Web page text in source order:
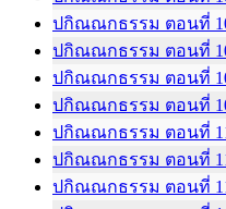
ปกิณณกธรรม ตอนที่
ปกิณณกธรรม ตอนที่
ปกิณณกธรรม ตอนที่
ปกิณณกธรรม ตอนที่
ปกิณณกธรรม ตอนที่
ปกิณณกธรรม ตอนที่
ปกิณณกธรรม ตอนที่